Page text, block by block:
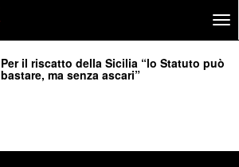
Per il riscatto della Sicilia “lo Statuto può
bastare, ma senza ascari”